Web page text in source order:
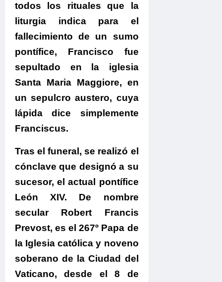
todos los rituales que la
liturgia indica para el
fallecimiento de un sumo
pontífice, Francisco fue
sepultado en la iglesia
Santa Maria Maggiore, en
un sepulcro austero, cuya
lápida dice simplemente
Franciscus.
Tras el funeral, se realizó el
cónclave que designó a su
sucesor, el actual pontífice
León XIV. De nombre
secular Robert Francis
Prevost, es el 267º Papa de
la Iglesia católica y noveno
soberano de la Ciudad del
Vaticano, desde el 8 de